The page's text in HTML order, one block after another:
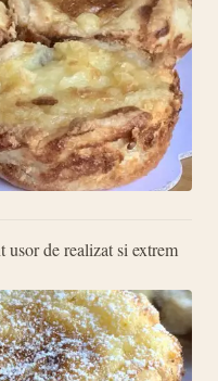
usor de realizat si extrem